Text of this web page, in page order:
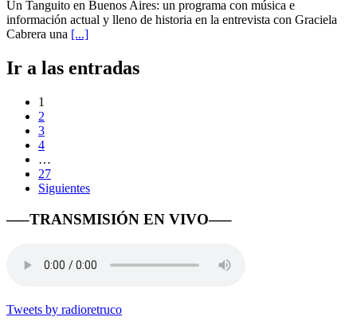
Un Tanguito en Buenos Aires: un programa con música e
información actual y lleno de historia en la entrevista con Graciela
Cabrera una [...]
Ir a las entradas
1
2
3
4
…
27
Siguientes
—–TRANSMISIÓN EN VIVO—–
Tweets by radioretruco